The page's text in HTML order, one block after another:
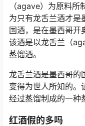
（agave）为原料
为只有龙舌兰酒才是
国酒，是在墨西哥开
该酒是以龙舌兰（
蒸馏酒。
龙舌兰酒是墨西哥的
变得为世人所知的。
经过蒸馏制成的一种
红酒假的多吗